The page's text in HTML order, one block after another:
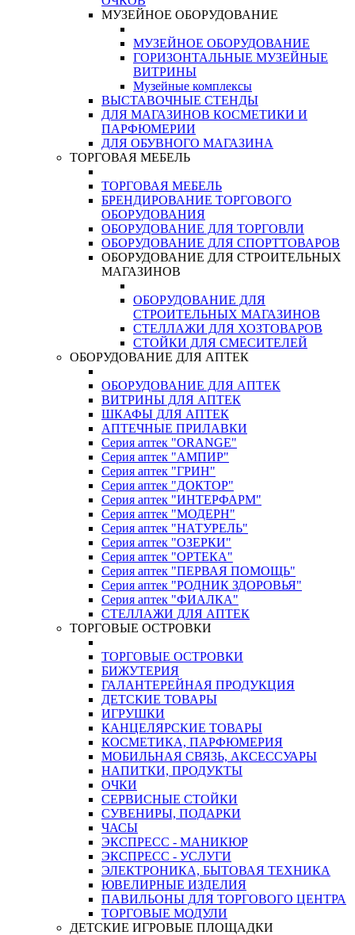
МУЗЕЙНОЕ ОБОРУДОВАНИЕ
МУЗЕЙНОЕ ОБОРУДОВАНИЕ
ГОРИЗОНТАЛЬНЫЕ МУЗЕЙНЫЕ
ВИТРИНЫ
Музейные комплексы
ВЫСТАВОЧНЫЕ СТЕНДЫ
ДЛЯ МАГАЗИНОВ КОСМЕТИКИ И
ПАРФЮМЕРИИ
ДЛЯ ОБУВНОГО МАГАЗИНА
ТОРГОВАЯ МЕБЕЛЬ
ТОРГОВАЯ МЕБЕЛЬ
БРЕНДИРОВАНИЕ ТОРГОВОГО
ОБОРУДОВАНИЯ
ОБОРУДОВАНИЕ ДЛЯ ТОРГОВЛИ
ОБОРУДОВАНИЕ ДЛЯ СПОРТТОВАРОВ
ОБОРУДОВАНИЕ ДЛЯ СТРОИТЕЛЬНЫХ
МАГАЗИНОВ
ОБОРУДОВАНИЕ ДЛЯ
СТРОИТЕЛЬНЫХ МАГАЗИНОВ
СТЕЛЛАЖИ ДЛЯ ХОЗТОВАРОВ
СТОЙКИ ДЛЯ СМЕСИТЕЛЕЙ
ОБОРУДОВАНИЕ ДЛЯ АПТЕК
ОБОРУДОВАНИЕ ДЛЯ АПТЕК
ВИТРИНЫ ДЛЯ АПТЕК
ШКАФЫ ДЛЯ АПТЕК
АПТЕЧНЫЕ ПРИЛАВКИ
Серия аптек "ORANGE"
Серия аптек "АМПИР"
Серия аптек "ГРИН"
Серия аптек "ДОКТОР"
Серия аптек "ИНТЕРФАРМ"
Серия аптек "МОДЕРН"
Серия аптек "НАТУРЕЛЬ"
Серия аптек "ОЗЕРКИ"
Серия аптек "ОРТЕКА"
Серия аптек "ПЕРВАЯ ПОМОЩЬ"
Серия аптек "РОДНИК ЗДОРОВЬЯ"
Серия аптек "ФИАЛКА"
СТЕЛЛАЖИ ДЛЯ АПТЕК
ТОРГОВЫЕ ОСТРОВКИ
ТОРГОВЫЕ ОСТРОВКИ
БИЖУТЕРИЯ
ГАЛАНТЕРЕЙНАЯ ПРОДУКЦИЯ
ДЕТСКИЕ ТОВАРЫ
ИГРУШКИ
КАНЦЕЛЯРСКИЕ ТОВАРЫ
КОСМЕТИКА, ПАРФЮМЕРИЯ
МОБИЛЬНАЯ СВЯЗЬ, АКСЕССУАРЫ
НАПИТКИ, ПРОДУКТЫ
ОЧКИ
СЕРВИСНЫЕ СТОЙКИ
СУВЕНИРЫ, ПОДАРКИ
ЧАСЫ
ЭКСПРЕСС - МАНИКЮР
ЭКСПРЕСС - УСЛУГИ
ЭЛЕКТРОНИКА, БЫТОВАЯ ТЕХНИКА
ЮВЕЛИРНЫЕ ИЗДЕЛИЯ
ПАВИЛЬОНЫ ДЛЯ ТОРГОВОГО ЦЕНТРА
ТОРГОВЫЕ МОДУЛИ
ДЕТСКИЕ ИГРОВЫЕ ПЛОЩАДКИ